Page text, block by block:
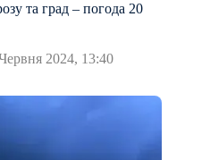
та град – погода 20
2024, 13:40